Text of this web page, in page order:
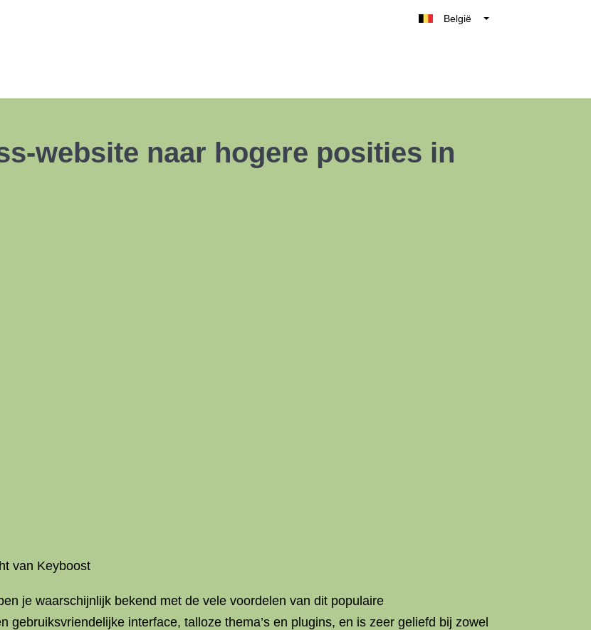
België
España
website naar hogere posities in
van Keyboost
je waarschijnlijk bekend met de vele voordelen van dit populaire
interface, talloze thema’s en plugins, en is zeer geliefd bij zowel